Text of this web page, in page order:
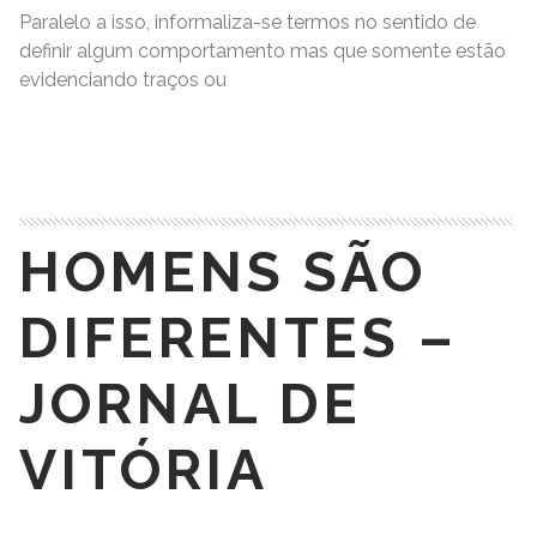
Paralelo a isso, informaliza-se termos no sentido de
definir algum comportamento mas que somente estão
evidenciando traços ou
HOMENS SÃO
DIFERENTES –
JORNAL DE
VITÓRIA